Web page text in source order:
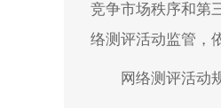
竞争市场秩序和第
络测评活动监管，
网络测评活动